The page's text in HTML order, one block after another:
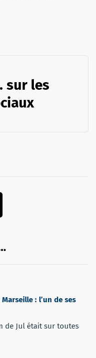
sur les
: l’un de ses
de Jul était sur toutes